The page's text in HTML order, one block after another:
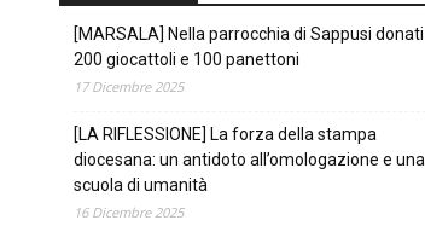
[MARSALA] Nella parrocchia di Sappusi donati
200 giocattoli e 100 panettoni
17 Dicembre 2025
[LA RIFLESSIONE] La forza della stampa
diocesana: un antidoto all’omologazione e una
scuola di umanità
16 Dicembre 2025